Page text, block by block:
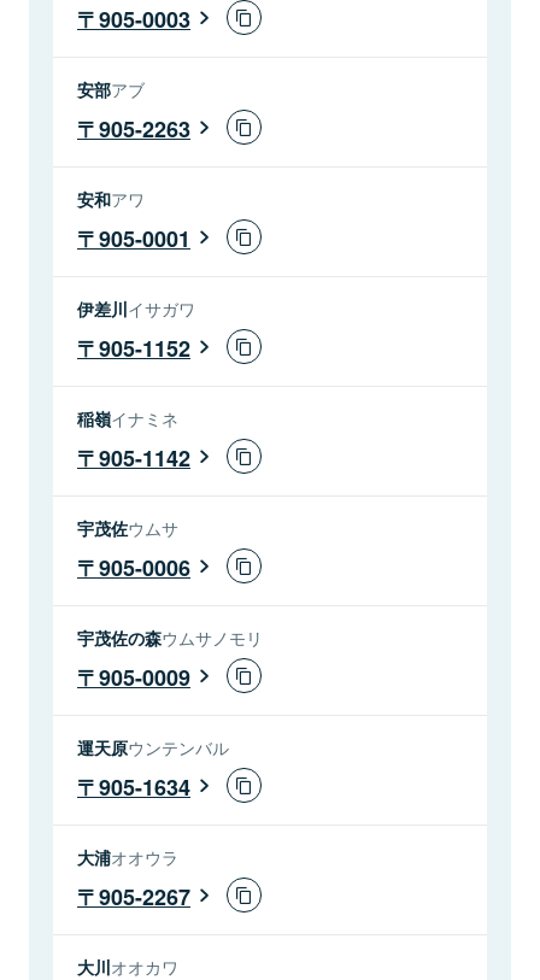
905-0003
安部アブ
905-2263
安和アワ
905-0001
伊差川イサガワ
905-1152
稲嶺イナミネ
905-1142
宇茂佐ウムサ
905-0006
宇茂佐の森ウムサノモリ
905-0009
運天原ウンテンバル
905-1634
大浦オオウラ
905-2267
大川オオカワ